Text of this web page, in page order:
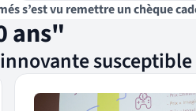
s’est vu remettre un chèque
ans"